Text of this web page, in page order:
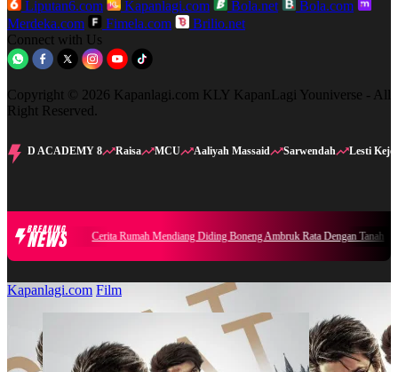
Liputan6.com
Kapanlagi.com Bola.net
Bola.com
Merdeka.com
Fimela.com
Brilio.net
Connect with Us
Copyright © 2026 Kapanlagi.com KLY KapanLagi Youniverse - All
Right Reserved.
D ACADEMY 8 Raisa MCU Aaliyah Massaid Sarwendah Lesti
BREAKING
NEWS Cerita Rumah Mendiang Diding Boneng Ambruk Rata Dengan Tanah
Kapanlagi.com Film